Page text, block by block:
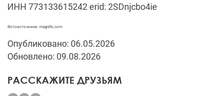
ИНН 773133615242erid: 2SDnjcbo4ie​​​​​​​
Фотоисточники: magnific.com
Опубликовано: 06.05.2026
Обновлено: 09.08.2026
РАССКАЖИТЕ ДРУЗЬЯМ